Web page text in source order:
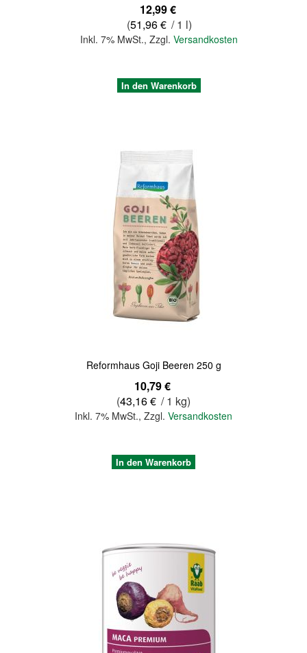
12,99 €
(51,96 € / 1 l)
Inkl. 7% MwSt.,Zzgl.Versandkosten
In den Warenkorb
Reformhaus Goji Beeren 250 g
10,79 €
(43,16 € / 1 kg)
Inkl. 7% MwSt., Zzgl. Versandkosten
In den Warenkorb